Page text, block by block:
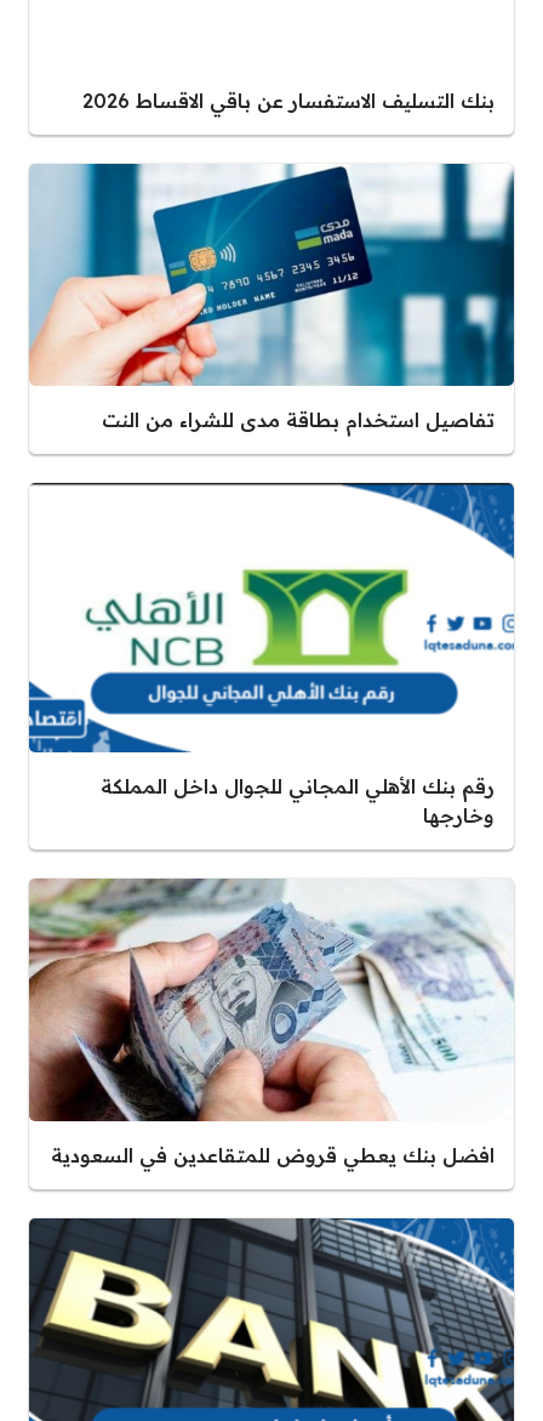
بنك التسليف الاستفسار عن باقي الاقساط 2026
تفاصيل استخدام بطاقة مدى للشراء من النت
رقم بنك الأهلي المجاني للجوال داخل المملكة
وخارجها
افضل بنك يعطي قروض للمتقاعدين في السعودية